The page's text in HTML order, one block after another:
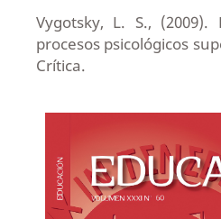
Vygotsky, L. S.,
procesos psicológicos
Crítica.